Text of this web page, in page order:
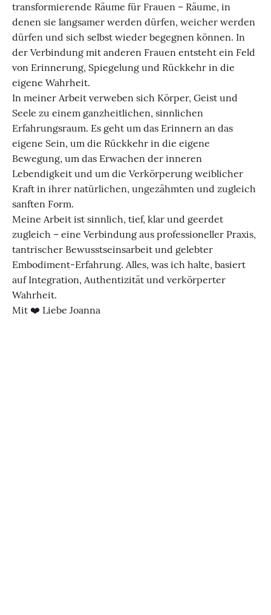
transformierende Räume für Frauen – Räume, in
denen sie langsamer werden dürfen, weicher werden
dürfen und sich selbst wieder begegnen können. In
der Verbindung mit anderen Frauen entsteht ein Feld
von Erinnerung, Spiegelung und Rückkehr in die
eigene Wahrheit.
In meiner Arbeit verweben sich Körper, Geist und
Seele zu einem ganzheitlichen, sinnlichen
Erfahrungsraum. Es geht um das Erinnern an das
eigene Sein, um die Rückkehr in die eigene
Bewegung, um das Erwachen der inneren
Lebendigkeit und um die Verkörperung weiblicher
Kraft in ihrer natürlichen, ungezähmten und zugleich
sanften Form.
Meine Arbeit ist sinnlich, tief, klar und geerdet
zugleich – eine Verbindung aus professioneller Praxis,
tantrischer Bewusstseinsarbeit und gelebter
Embodiment-Erfahrung. Alles, was ich halte, basiert
auf Integration, Authentizität und verkörperter
Wahrheit.
Mit ❤️ Liebe Joanna